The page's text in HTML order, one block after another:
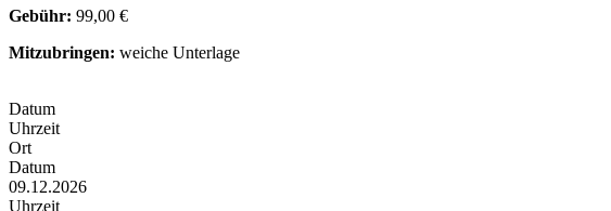
Gebühr: 99,00 €
Mitzubringen: weiche Unterlage
Datum
Uhrzeit
Ort
Datum
09.12.2026
Uhrzeit